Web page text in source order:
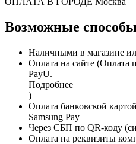
Возможные
Наличными в магазине
Оплата на сайте (Оплата
PayU.
Подробнее
)
Оплата банковской
Samsung Pay
Через СБП по QR-коду
Оплата на реквизиты